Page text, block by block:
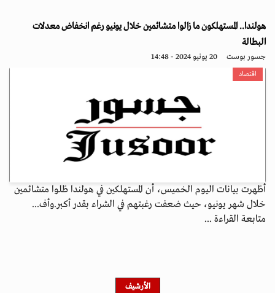
هولندا.. المستهلكون ما زالوا متشائمين خلال يونيو رغم انخفاض معدلات
البطالة
جسور بوست 20 يونيو 2024 - 14:48
اقتصاد
أظهرت بيانات اليوم الخميس، أن المستهلكين في هولندا ظلوا متشائمين
خلال شهر يونيو، حيث ضعفت رغبتهم في الشراء بقدر أكبر.وأف...
متابعة القراءة ...
الأرشيف